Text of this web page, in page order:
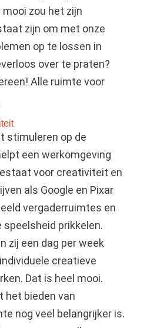
mooi zou het zijn
zijn om met onze
op te lossen in
over te praten?
Alle ruimte voor
stimuleren op de
een werkomgeving
voor creativiteit en
als Google en Pixar
vergaderruimtes en
speelsheid prikkelen.
zij een dag per week
creatieve
Dat is heel mooi.
het bieden van
nog veel belangrijker is.